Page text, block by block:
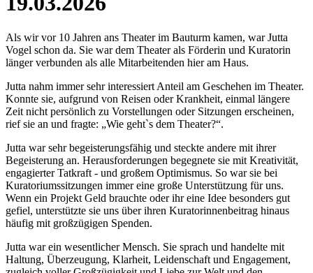
Als wir vor 10 Jahren ans Theater im Bauturm kamen, war Jutta
Vogel schon da. Sie war dem Theater als Förderin und Kuratorin
länger verbunden als alle Mitarbeitenden hier am Haus.
Jutta nahm immer sehr interessiert Anteil am Geschehen im Theater.
Konnte sie, aufgrund von Reisen oder Krankheit, einmal längere
Zeit nicht persönlich zu Vorstellungen oder Sitzungen erscheinen,
rief sie an und fragte: „Wie geht`s dem Theater?“.
Jutta war sehr begeisterungsfähig und steckte andere mit ihrer
Begeisterung an. Herausforderungen begegnete sie mit Kreativität,
engagierter Tatkraft - und großem Optimismus. So war sie bei
Kuratoriumssitzungen immer eine große Unterstützung für uns.
Wenn ein Projekt Geld brauchte oder ihr eine Idee besonders gut
gefiel, unterstützte sie uns über ihren Kuratorinnenbeitrag hinaus
häufig mit großzügigen Spenden.
Jutta war ein wesentlicher Mensch. Sie sprach und handelte mit
Haltung, Überzeugung, Klarheit, Leidenschaft und Engagement,